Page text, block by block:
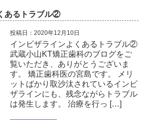
あるトラブル②
投稿日：2020年12月10日
インビザラインよくあるトラブル②
武蔵小山KT矯正歯科のブログをご
覧いただき、ありがとうございま
す。 矯正歯科医の宮島です。 メリ
ットばかり取沙汰されているインビ
ザラインにも、残念ながらトラブル
は発生します。 治療を行っ […]